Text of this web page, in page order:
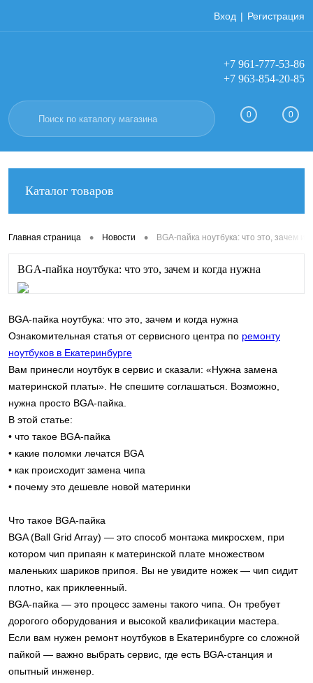
Вход Регистрация
+7 961-777-53-86
+7 963-854-20-85
0 0
Каталог товаров
Главная страница • Новости • BGA-пайка ноутбука: что это, зачем и
BGA-пайка ноутбука: что это, зачем и когда нужна
BGA-пайка ноутбука: что это, зачем и когда нужна
Ознакомительная статья от сервисного центра по ремонту
ноутбуков в Екатеринбурге
Вам принесли ноутбук в сервис и сказали: «Нужна замена
материнской платы». Не спешите соглашаться. Возможно,
нужна просто BGA-пайка.
В этой статье:
• что такое BGA-пайка
• какие поломки лечатся BGA
• как происходит замена чипа
• почему это дешевле новой материнки
Что такое BGA-пайка
BGA (Ball Grid Array) — это способ монтажа микросхем, при
котором чип припаян к материнской плате множеством
маленьких шариков припоя. Вы не увидите ножек — чип сидит
плотно, как приклеенный.
BGA-пайка — это процесс замены такого чипа. Он требует
дорогого оборудования и высокой квалификации мастера.
Если вам нужен ремонт ноутбуков в Екатеринбурге со сложной
пайкой — важно выбрать сервис, где есть BGA-станция и
опытный инженер.